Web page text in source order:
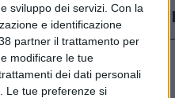
sviluppo dei servizi. Con la
e identificazione
partner il trattamento per
modificare le tue
dei dati personali
Le tue preferenze si
Seguici su